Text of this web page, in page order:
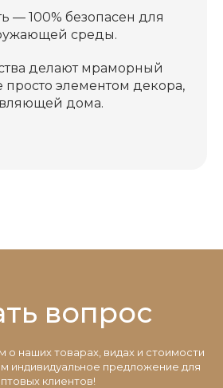
— 100% безопасен для
среды.
делают мраморный
элементом декора,
дома.
вопрос
наших товарах, видах и стоимости
индивидуальное предложение для
клиентов!